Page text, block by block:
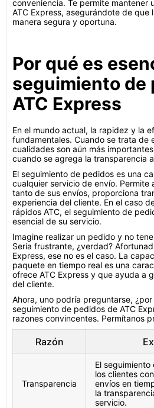
conveniencia. Te permite mantener
ATC Express, asegurándote de que
manera segura y oportuna.
Por qué es
seguimiento de
ATC Express
En el mundo actual, la rapidez y la
fundamentales. Cuando se trata de
cualidades son aún más
cuando se agrega la transparencia
El seguimiento de pedidos es una
cualquier servicio de envío. Permite
tanto de sus envíos, proporciona
experiencia del cliente. En el caso
rápidos ATC, el seguimiento de
esencial de su servicio.
Imagine realizar un pedido y no
Sería frustrante, ¿verdad?
Express, ese no es el caso. La
paquete en tiempo real es una
ofrece ATC Express y que ayuda a
del cliente.
Ahora, uno podría preguntarse,
seguimiento de pedidos de ATC
razones convincentes. Permítanos
Razón
Transparencia
El
los clientes
envíos en
la
servicio.